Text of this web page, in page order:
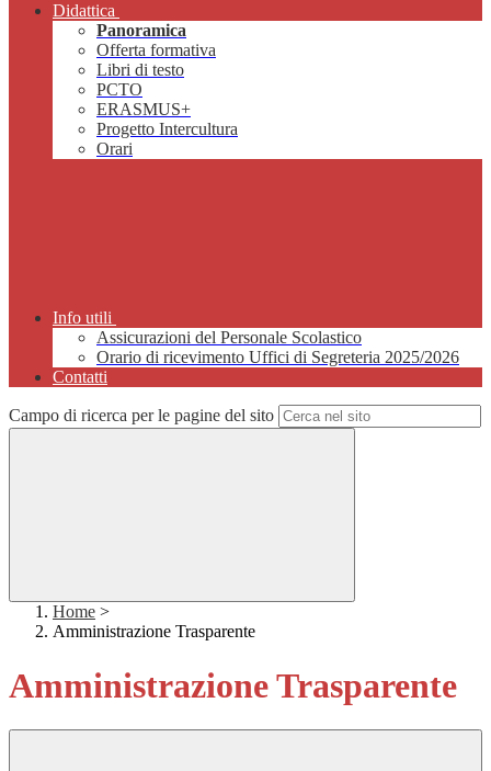
Didattica
Panoramica
Offerta formativa
Libri di testo
PCTO
ERASMUS+
Progetto Intercultura
Orari
Info utili
Assicurazioni del Personale Scolastico
Orario di ricevimento Uffici di Segreteria 2025/2026
Contatti
Campo di ricerca per le pagine del sito
Home >
Amministrazione Trasparente
Amministrazione Trasparente